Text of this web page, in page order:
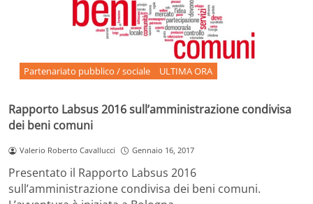
Partenariato pubblico / sociale ULTIMA ORA
Rapporto Labsus 2016 sull’amministrazione condivisa
dei beni comuni
Valerio Roberto Cavallucci Gennaio 16, 2017
Presentato il Rapporto Labsus 2016
sull’amministrazione condivisa dei beni comuni.